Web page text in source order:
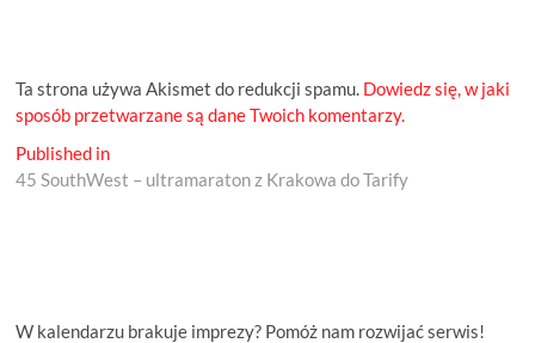
Ta strona używa Akismet do redukcji spamu. Dowiedz się, w jaki
sposób przetwarzane są dane Twoich komentarzy.
Nawigacja
wpisu
Published in
45 SouthWest – ultramaraton z Krakowa do Tarify
W kalendarzu brakuje imprezy? Pomóż nam rozwijać serwis!